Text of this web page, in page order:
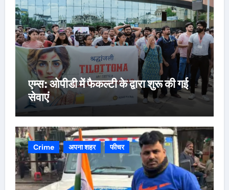
एम्स: ओपीडी में फैकल्टी के द्वारा शुरू की गई
सेवाएं
Crime अपना शहर फीचर